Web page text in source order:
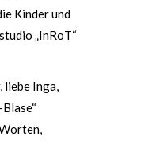
Kinder und
„InRoT“
liebe Inga,